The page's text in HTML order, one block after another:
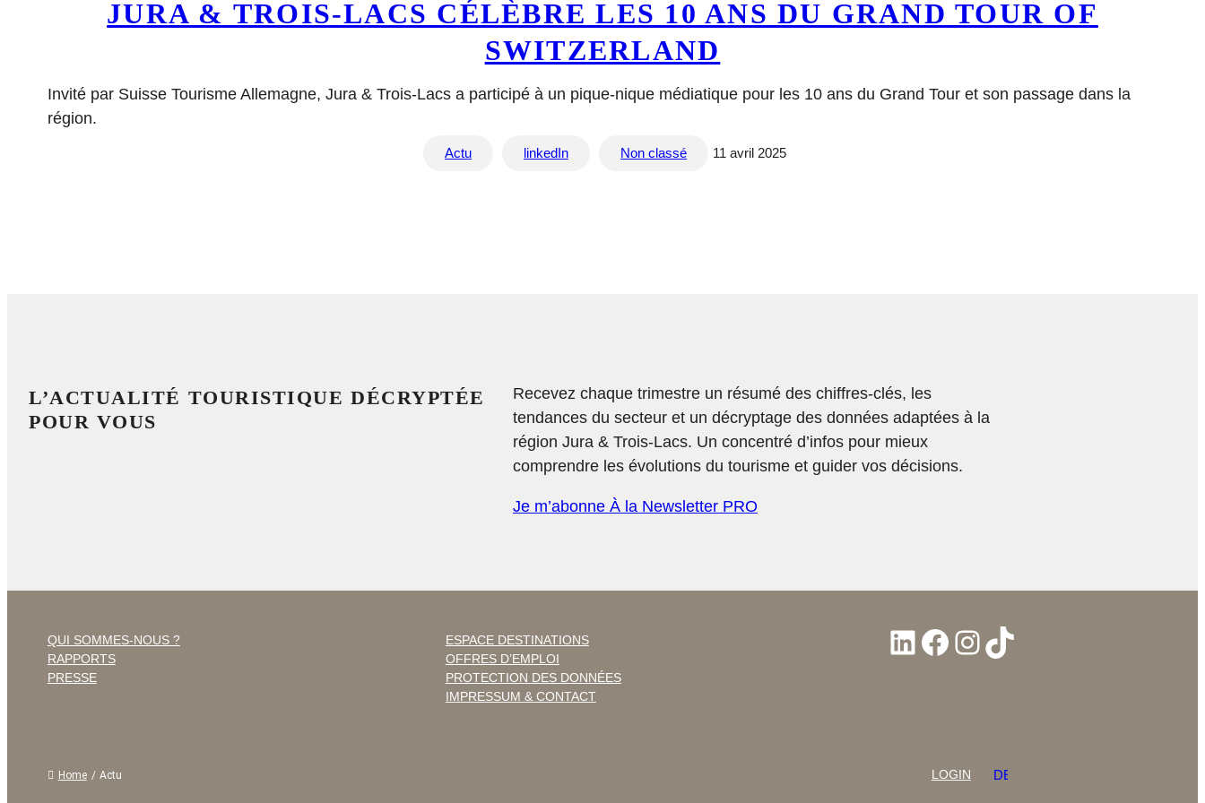
JURA & TROIS-LACS CÉLÈBRE LES 10 ANS DU GRAND TOUR OF
SWITZERLAND
Invité par Suisse Tourisme Allemagne, Jura & Trois-Lacs a participé à un pique-nique médiatique pour les 10 ans du Grand Tour et son passage dans la
région.
Actu linkedIn Non classé 11 avril 2025
L’ACTUALITÉ TOURISTIQUE DÉCRYPTÉE
POUR VOUS
Recevez chaque trimestre un résumé des chiffres-clés, les
tendances du secteur et un décryptage des données adaptées à la
région Jura & Trois-Lacs. Un concentré d’infos pour mieux
comprendre les évolutions du tourisme et guider vos décisions.
Je m’abonne À la Newsletter PRO
QUI SOMMES-NOUS ?
RAPPORTS
PRESSE
ESPACE DESTINATIONS
OFFRES D’EMPLOI
PROTECTION DES DONNÉES
IMPRESSUM & CONTACT
LinkedIn
Facebook
Instagram
TikTok
Home / Actu LOGIN DEUTSCH